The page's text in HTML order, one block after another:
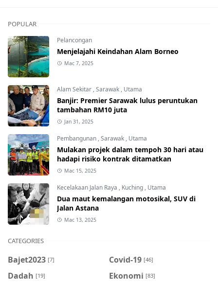
POPULAR
Pelancongan
Menjelajahi Keindahan Alam Borneo
Mac 7, 2025
Alam Sekitar ,Sarawak , Utama
Banjir: Premier Sarawak lulus peruntukan
tambahan RM10 juta
Jan 31, 2025
Pembangunan ,Sarawak , Utama
Mulakan projek dalam tempoh 30 hari atau
hadapi risiko kontrak ditamatkan
Mac 15, 2025
Kecelakaan Jalan Raya , Kuching , Utama
Dua maut kemalangan motosikal, SUV di
Jalan Astana
Mac 13, 2025
CATEGORIES
Bajet2023 [7] Covid-19 [46]
Dadah [19] Ekonomi [83]